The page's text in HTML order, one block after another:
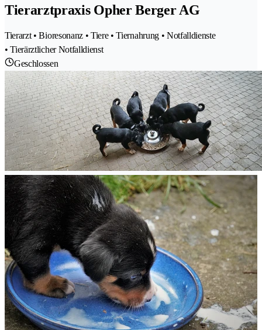
Tierarztpraxis Opher Berger AG
Tierarzt • Bioresonanz • Tiere • Tiernahrung • Notfalldienste
• Tierärztlicher Notfalldienst
Geschlossen